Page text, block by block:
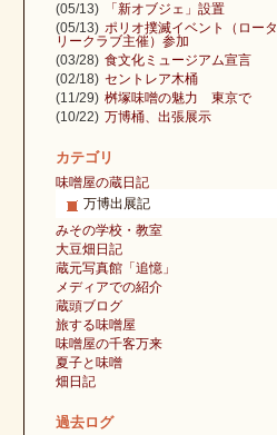
(05/13)
「新オブジェ」設置
(05/13) ポリオ撲滅イベント（ロータ
リークラブ主催）参加
(03/28) 食文化ミュージアム宣言
(02/18) セントレア木桶
(11/29) 桝塚味噌の魅力 東京で
(10/22) 万博桶、出張展示
カテゴリ
味噌屋の蔵日記
万博出展記
みその学校・教室
大豆畑日記
蔵元写真館「追憶」
メディアでの紹介
蔵頭ブログ
旅する味噌屋
味噌屋の千客万来
夏子と味噌
畑日記
過去ログ